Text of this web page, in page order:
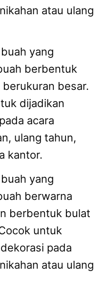
atau ulang
yang
berbentuk
besar.
dijadikan
acara
ulang tahun,
kantor.
yang
berwarna
berbentuk bulat
untuk
pada
atau ulang